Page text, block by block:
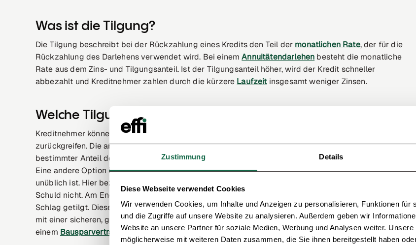
Zustimmung Details
Diese Webseite verwendet Cookies
Wir verwenden Cookies, um Inhalte und Anzeigen zu personalisieren, Funktionen für
und die Zugriffe auf unsere Website zu analysieren. Außerdem geben wir
Website an unsere Partner für soziale Medien, Werbung und Analysen weiter.
möglicherweise mit weiteren Daten zusammen, die Sie ihnen bereitgestellt haben
Was ist die Tilgung?
Die Tilgung beschreibt bei der Rückzahlung eines Kredits den Teil der monatlichen Rate, der für die
Rückzahlung des Darlehens verwendet wird. Bei einemAnnuitätendarlehen besteht die monatliche
Rate aus dem Zins- und Tilgungsanteil. Ist der Tilgungsanteil höher, wird der Kredit schneller
abbezahlt und Kreditnehmer zahlen durch die kürzere Laufzeitinsgesamt weniger Zinsen.
Welche Tilgungsoptionen gibt es?
Kreditnehmer können bei der Auswahl der Baufinanzierung auf verschiedene Tilgungsmodelle
zurückgreifen. Die am häufigsten genutzte Option ist die Ratentilgung. Hier wird monatlich ein
bestimmter Anteil der Restschuld getilgt und zusammen mit den
an die Bank überwiesen.
Eine andere Option ist ein Darlehen mit endfälliger Tilgung, was aber für Baufinanzierungen eher
unüblich ist. Hier bezahlen Kreditnehmer während der Laufzeit nur den Zinsanteil und tilgen die
Schuld nicht. Am Ende des Darlehens wird mithilfe einer großen Zahlung die gesamte Schuld auf einen
Schlag getilgt. Diese Art des Darlehens kann sich beispielsweise lohnen, wenn Hauskäufer in Zukunft
mit einer sicheren, größeren Summe an Geld rechnen können, wie einer Lebensversicherung oder
einem Bausparvertrag